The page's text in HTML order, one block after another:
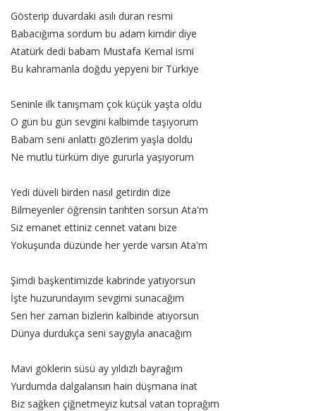
Gösterip duvardaki asılı duran resmi
Babacığıma sordum bu adam kimdir diye
Atatürk dedi babam Mustafa Kemal ismi
Bu kahramanla doğdu yepyeni bir Türkiye
Seninle ilk tanışmam çok küçük yaşta oldu
O gün bu gün sevgini kalbimde taşıyorum
Babam seni anlattı gözlerim yaşla doldu
Ne mutlu türküm diye gururla yaşıyorum
Yedi düveli birden nasıl getirdin dize
Bilmeyenler öğrensin tarihten sorsun Ata'm
Siz emanet ettiniz cennet vatanı bize
Yokuşunda düzünde her yerde varsın Ata'm
Şimdi başkentimizde kabrinde yatıyorsun
İşte huzurundayım sevgimi sunacağım
Sen her zaman bizlerin kalbinde atıyorsun
Dünya durdukça seni saygıyla anacağım
Mavi göklerin süsü ay yıldızlı bayrağım
Yurdumda dalgalansın hain düşmana inat
Biz sağken çiğnetmeyiz kutsal vatan toprağım